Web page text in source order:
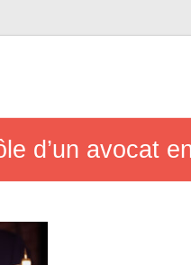
d’un avocat